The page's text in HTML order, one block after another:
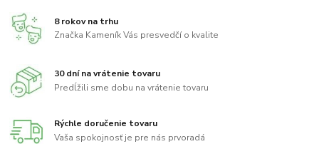
8 rokov na trhu
Značka Kameník Vás presvedčí o kvalite
30 dní na vrátenie tovaru
Predĺžili sme dobu na vrátenie tovaru
Rýchle doručenie tovaru
Vaša spokojnosť je pre nás prvoradá